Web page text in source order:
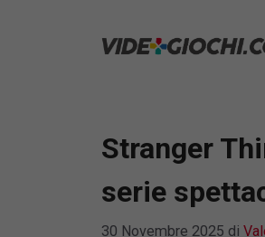
Stranger
serie
30 Novembre 2025 di